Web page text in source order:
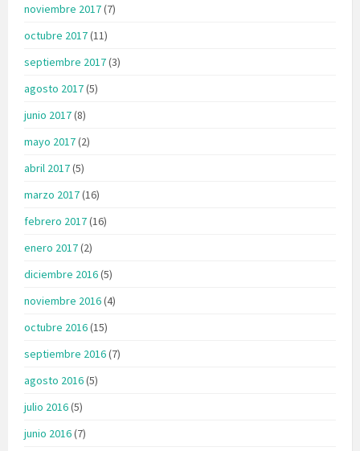
noviembre 2017(7)
octubre 2017(11)
septiembre 2017(3)
agosto 2017(5)
junio 2017(8)
mayo 2017(2)
abril 2017(5)
marzo 2017(16)
febrero 2017(16)
enero 2017(2)
diciembre 2016(5)
noviembre 2016(4)
octubre 2016(15)
septiembre 2016(7)
agosto 2016(5)
julio 2016(5)
junio 2016(7)